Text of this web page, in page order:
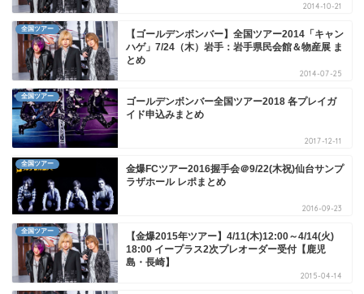
2014-10-21
全国ツアー
【ゴールデンボンバー】全国ツアー2014「キャン
ハゲ」7/24（木）岩手：岩手県民会館＆物産展 ま
とめ
2014-07-25
全国ツアー
ゴールデンボンバー全国ツアー2018 各プレイガ
イド申込みまとめ
2017-12-11
全国ツアー
金爆FCツアー2016握手会＠9/22(木祝)仙台サンプ
ラザホール レポまとめ
2016-09-23
全国ツアー
【金爆2015年ツアー】4/11(木)12:00～4/14(火)
18:00 イープラス2次プレオーダー受付【鹿児
島・長崎】
2015-04-14